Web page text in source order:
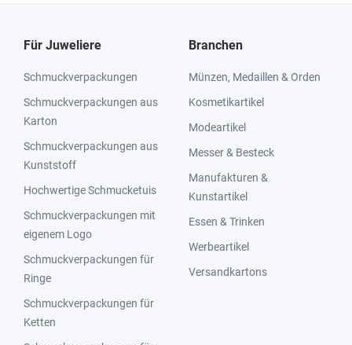
Für Juweliere
Schmuckverpackungen
Schmuckverpackungen aus
Karton
Schmuckverpackungen aus
Kunststoff
Hochwertige Schmucketuis
Schmuckverpackungen mit
eigenem Logo
Schmuckverpackungen für
Ringe
Schmuckverpackungen für
Ketten
Branchen
Münzen, Medaillen & Orden
Kosmetikartikel
Modeartikel
Messer & Besteck
Manufakturen &
Kunstartikel
Essen & Trinken
Werbeartikel
Versandkartons